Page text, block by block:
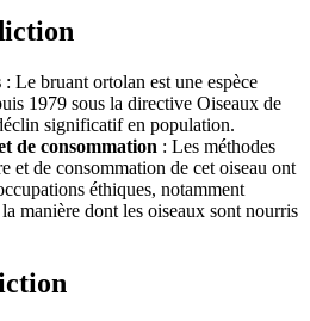
: Le bruant ortolan est une espèce
1979 sous la directive Oiseaux de
significatif en population.
de consommation : Les méthodes
et de consommation de cet oiseau ont
éthiques, notamment
manière dont les oiseaux sont nourris